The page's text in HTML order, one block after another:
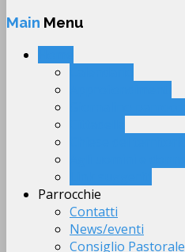
Main Menu
Parrocchie
Contatti
News/eventi
Consiglio Pastorale